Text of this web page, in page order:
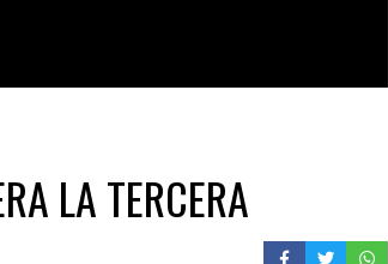
LA TERCERA